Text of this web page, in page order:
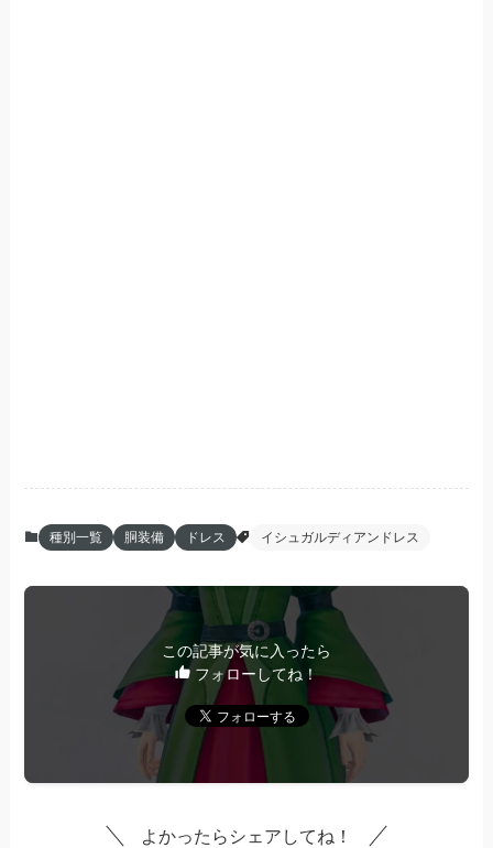
種別一覧 胴装備 ドレス イシュガルディアンドレス
この記事が気に入ったら
フォローしてね！
よかったらシェアしてね！